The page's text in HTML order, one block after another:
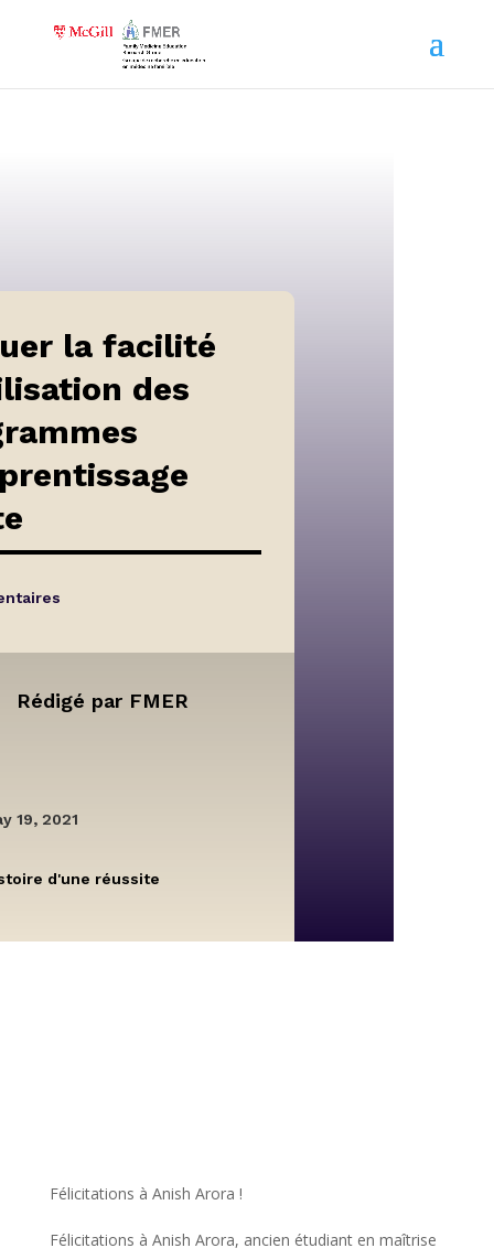
la facilité
des
Rédigé par FMER
19, 2021
d'une réussite
Félicitations à Anish Arora !
Félicitations à Anish Arora, ancien étudiant en maîtrise